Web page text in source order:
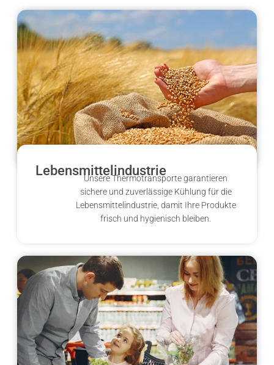
Lebensmittelindustrie
Unsere Thermotransporte garantieren
sichere und zuverlässige Kühlung für die
Lebensmittelindustrie, damit Ihre Produkte
frisch und hygienisch bleiben.